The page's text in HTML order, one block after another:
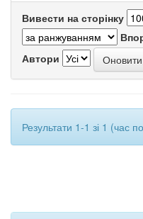
Вивести на сторінку
Автори
Результати 1-1 зі 1 (час